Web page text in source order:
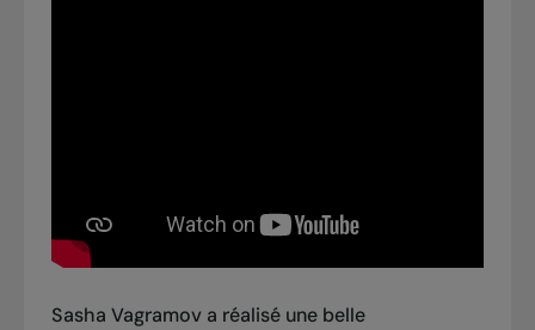
Sasha Vagramov a réalisé une belle